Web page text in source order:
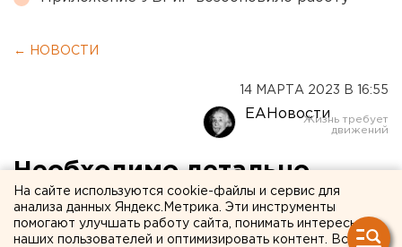
← НОВОСТИ
14 МАРТА 2023 В 16:55
ЕАНовости
Необходимо детально
изучить проект:
застройщик вышел на
На сайте используются cookie-файлы и сервис для
анализа данных Яндекс.Метрика. Эти инструменты
помогают улучшать работу сайта, понимать интересы
наших пользователей и оптимизировать контент. Вся